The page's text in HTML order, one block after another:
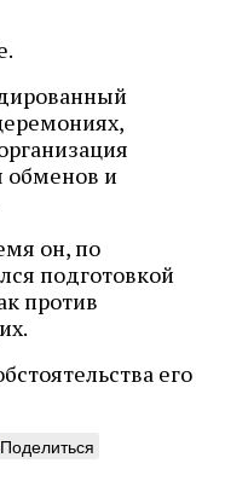
обменов и
он, по
подготовкой
против
его
Поделиться